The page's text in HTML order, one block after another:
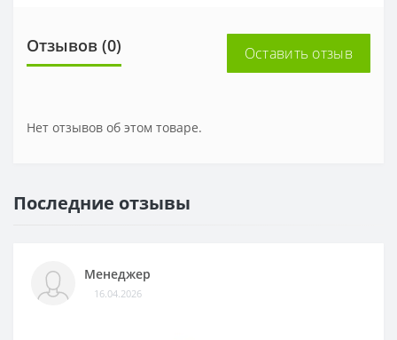
Отзывов (0) Оставить отзыв
Нет отзывов об этом товаре.
Последние отзывы
Менеджер
16.04.2026